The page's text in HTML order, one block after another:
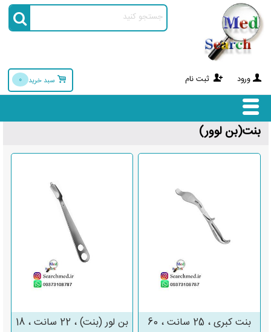
سبد خرید 0 ورود ثبت نام
بنت(بن لوور)
بنت کبری ، 25 سانت ، 60
بن لور (بنت) ، 22 سانت ، 18